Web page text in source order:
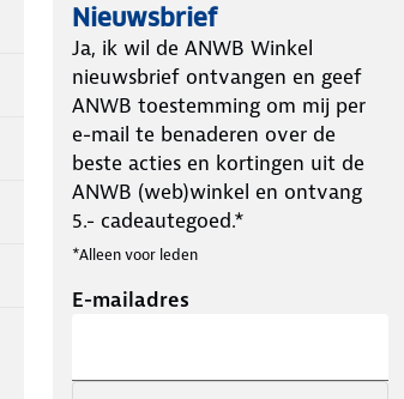
Nieuwsbrief
Ja, ik wil de ANWB Winkel
nieuwsbrief ontvangen en geef
ANWB toestemming om mij per
e-mail te benaderen over de
beste acties en kortingen uit de
ANWB (web)winkel en ontvang
5.- cadeautegoed.*
*Alleen voor leden
E-mailadres